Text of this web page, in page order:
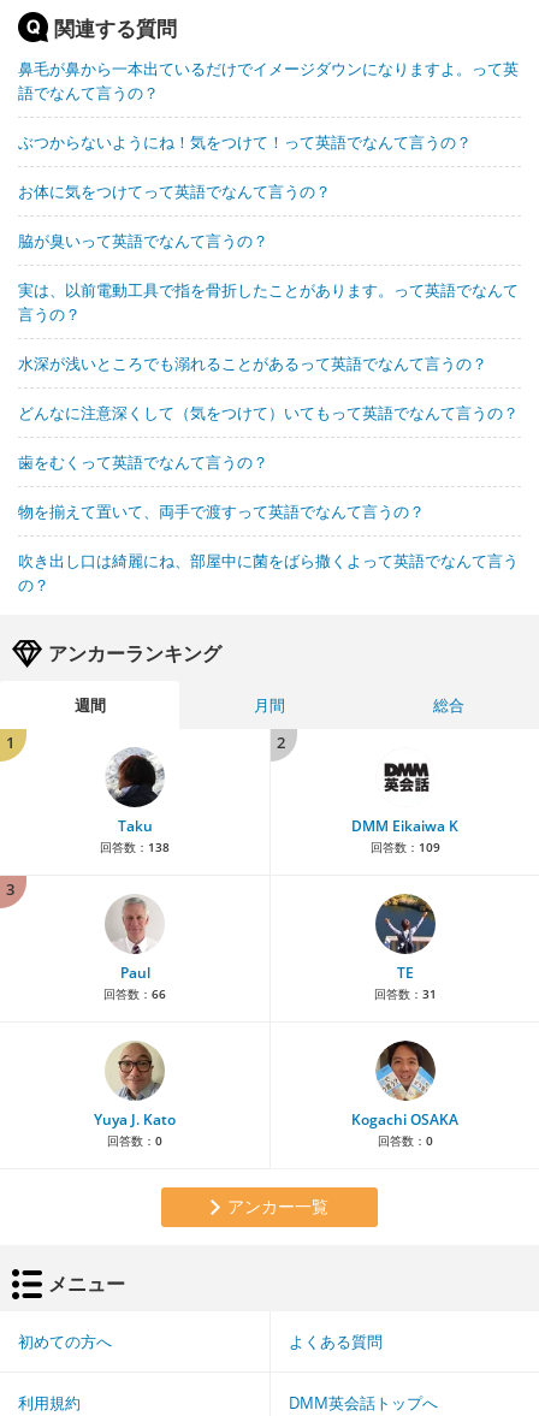
関連する質問
鼻毛が鼻から一本出ているだけでイメージダウンになりますよ。って英
語でなんて言うの？
ぶつからないようにね！気をつけて！って英語でなんて言うの？
お体に気をつけてって英語でなんて言うの？
脇が臭いって英語でなんて言うの？
実は、以前電動工具で指を骨折したことがあります。って英語でなんて
言うの？
水深が浅いところでも溺れることがあるって英語でなんて言うの？
どんなに注意深くして（気をつけて）いてもって英語でなんて言うの？
歯をむくって英語でなんて言うの？
物を揃えて置いて、両手で渡すって英語でなんて言うの？
吹き出し口は綺麗にね、部屋中に菌をばら撒くよって英語でなんて言う
の？
アンカーランキング
週間 月間
総合
1
Taku
回答数： 138
2
DMM Eikaiwa K
回答数： 109
3
Paul
回答数： 66
TE
回答数： 31
Yuya J. Kato
回答数： 0
Kogachi OSAKA
回答数： 0
アンカー一覧
メニュー
初めての方へ よくある質問
利用規約 DMM英会話トップへ